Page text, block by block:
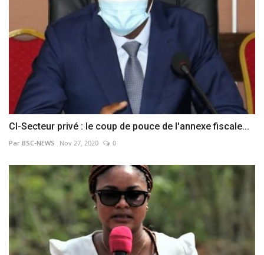
CI-Secteur privé : le coup de pouce de l'annexe fiscale...
Par BSC-NEWS Nov 27, 2020 0